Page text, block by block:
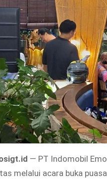
— PT Indomobil
melalui acara buka